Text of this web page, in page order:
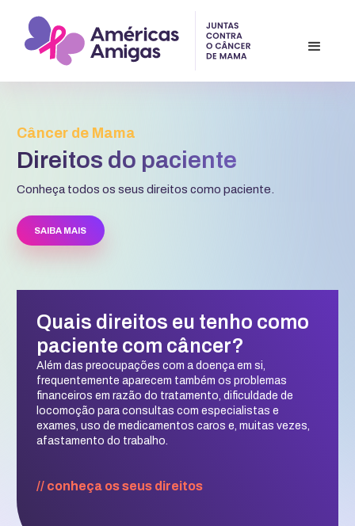
Câncer de Mama
Direitos do paciente
Conheça todos os seus direitos como paciente.
SAIBA MAIS
Quais direitos eu tenho como
paciente com câncer?
Além das preocupações com a doença em si,
frequentemente aparecem também os problemas
financeiros em razão do tratamento, dificuldade de
locomoção para consultas com especialistas e
exames, uso de medicamentos caros e, muitas vezes,
afastamento do trabalho.
// conheça os seus direitos